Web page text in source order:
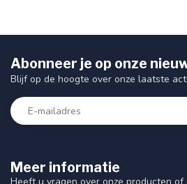
Meer informatie
Abonneer je op onze
Blijf op de hoogte over onze laatste